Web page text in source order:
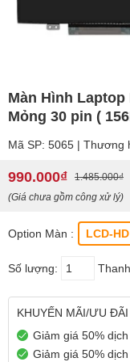
Màn Hình Laptop
Mỏng 30 pin (
Mã SP: 5065 | Thương
990.000₫
1.485.000₫
(Giá chưa gồm công xử lý)
Option Màn : LCD-
Số lượng:
KHUYẾN MÃI/ƯU ĐÃI
Giảm giá 50%
Giảm giá 50%